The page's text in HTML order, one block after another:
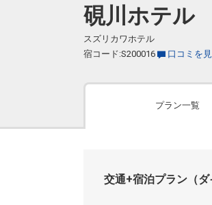
硯川ホテル
スズリカワホテル
宿コード:S200016
口コミを
プラン一覧
交通+宿泊プラン （